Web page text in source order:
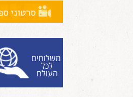
משלוחים
לכל
העולם